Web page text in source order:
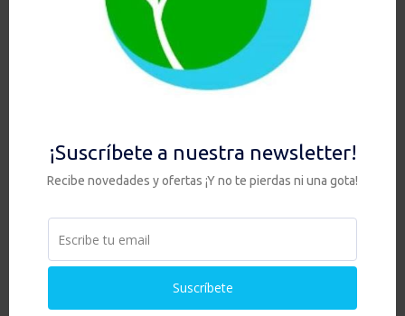
DOULTON
Sobre encimera
DOULTON
Bajo encimera
BRITISH BERKEFELD
Gravedad